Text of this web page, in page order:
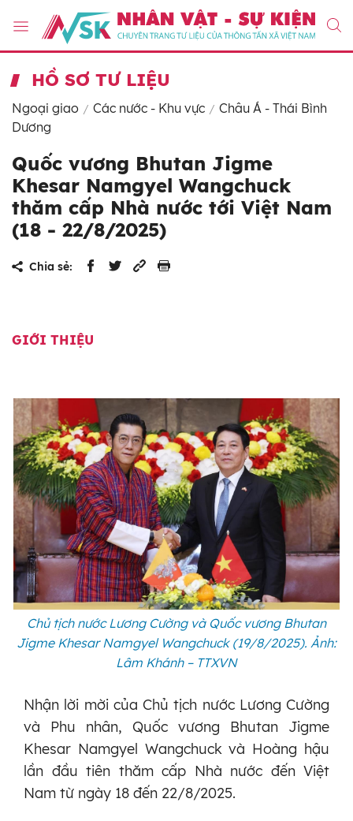
HỒ SƠ TƯ LIỆU
Ngoại giao Các nước - Khu vực
Châu Á - Thái Bình
Dương
Quốc vương Bhutan Jigme
Khesar Namgyel Wangchuck
thăm cấp Nhà nước tới Việt Nam
(18 - 22/8/2025)
Chia sẻ:
GIỚI THIỆU
Chủ tịch nước Lương Cường và Quốc vương Bhutan
Jigme Khesar Namgyel Wangchuck (19/8/2025). Ảnh:
Lâm Khánh – TTXVN
Nhận lời mời của Chủ tịch nước Lương Cường
và Phu nhân, Quốc vương Bhutan Jigme
Khesar Namgyel Wangchuck và Hoàng hậu
lần đầu tiên thăm cấp Nhà nước đến Việt
Nam từ ngày 18 đến 22/8/2025.